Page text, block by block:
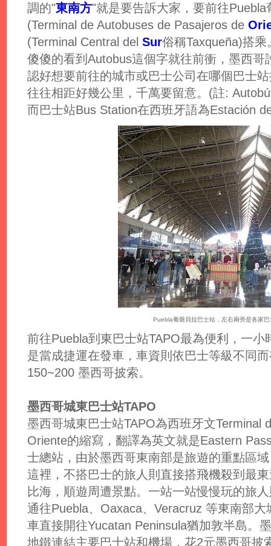
調的"東南方"就是要告訴大家，要前往Puebla
(Terminal de Autobuses de Pasajeros de
(Terminal Central del Sur俗稱Taxqueña)搭
傻傻的看到Autobus這個字就往前衝，墨西
認好想要前往的城市或巴士公司在哪個巴士
往往相距好幾公里，千萬要留意。(註:
而巴士站Bus Station在西班牙語為Estación
Puebla葡爺貝拉巴士站，左右兩旁是各家
前往Puebla到東巴士站TAPO最為便利，一
是當成捷運在發車，車資則依巴士等級不同
150~200 墨西哥披索。
墨西哥城東巴士站TAPO
墨西哥城東巴士站TAPO為西班牙文Terminal
Oriente的縮寫，翻譯為英文就是Eastern
士總站，由於墨西哥東南部是旅遊的重點區
這裡，不搭巴士的旅人則直接搭飛機殺到最
比海，順遊周遭景點。一站一站慢慢玩的旅
通往Puebla、Oaxaca、Veracruz 等東南部
車直接開往Yucatan Peninsula猶加敦半島。
地鐵連結主要巴士站和機場，花2元墨西哥披